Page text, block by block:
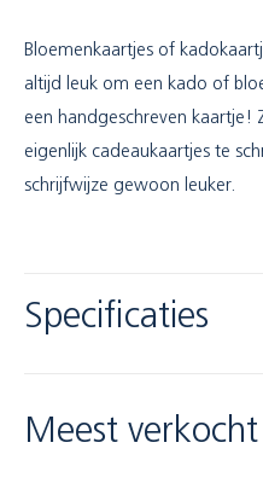
Bloemenkaartjes of
altijd leuk om een kado of
een handgeschreven kaartje!
eigenlijk cadeaukaartjes te
schrijfwijze gewoon leuker.
Specificaties
Meest